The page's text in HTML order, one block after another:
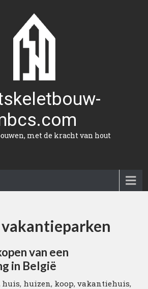
met de kracht van hout
vakantieparken
van een
in België
huis, huizen, koop,vakantiehuis,